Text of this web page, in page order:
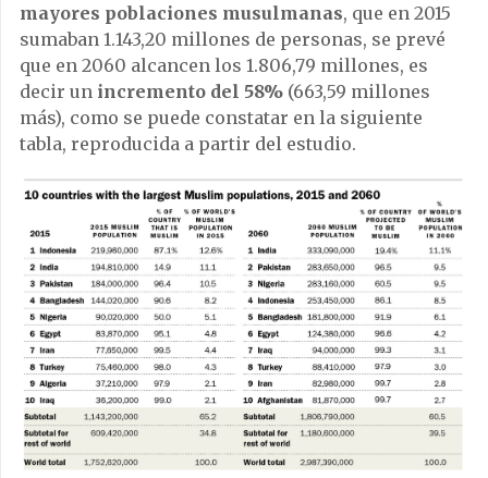
mayores poblaciones musulmanas, que en 2015
sumaban 1.143,20 millones de personas, se prevé
que en 2060 alcancen los 1.806,79 millones, es
decir un incremento del 58% (663,59 millones
más), como se puede constatar en la siguiente
tabla, reproducida a partir del estudio.